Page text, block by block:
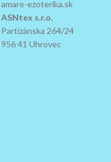
amare-ezoterika.sk
ASNtex s.r.o.
Partizánska 264/24
956 41 Uhrovec